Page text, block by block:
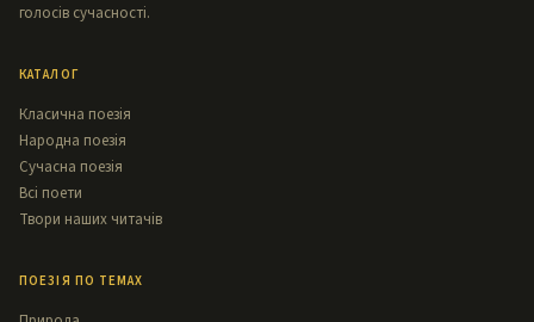
голосів сучасності.
КАТАЛОГ
Класична поезія
Народна поезія
Сучасна поезія
Всі поети
Твори наших читачів
ПОЕЗІЯ ПО ТЕМАХ